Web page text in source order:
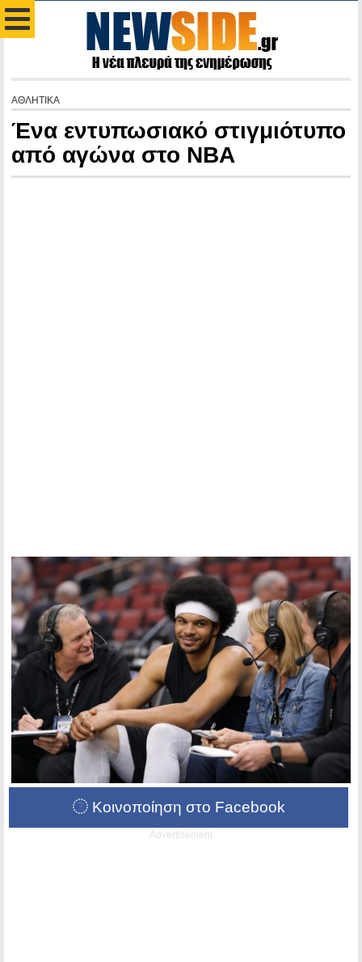
ΑΘΛΗΤΙΚΑ
Ένα εντυπωσιακό στιγμιότυπο
από αγώνα στο ΝΒΑ
Κοινοποίηση στο Facebook
Advertisement